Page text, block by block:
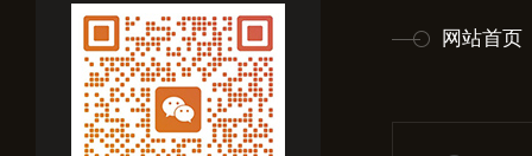
网站首页